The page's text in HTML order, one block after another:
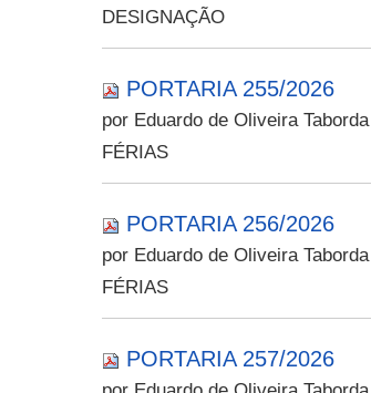
DESIGNAÇÃO
PORTARIA 255/2026
por Eduardo de Oliveira Taborda
FÉRIAS
PORTARIA 256/2026
por Eduardo de Oliveira Taborda
FÉRIAS
PORTARIA 257/2026